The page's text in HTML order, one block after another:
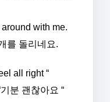
with me.
를 돌리네요.
all right “
분 괜찮아요 “